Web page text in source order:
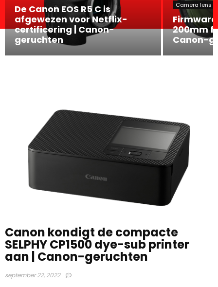
De Canon EOS R5 C is
afgewezen voor Netflix-
certificering | Canon-
geruchten
Camera lens
200mm f/
Canon-
Canon kondigt de compacte
SELPHY CP1500 dye-sub printer
aan | Canon-geruchten
september 22, 2022